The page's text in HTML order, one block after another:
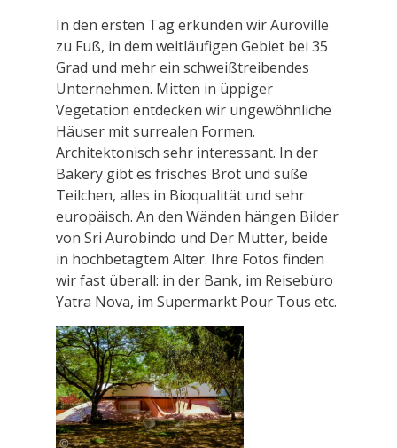
In den ersten Tag erkunden wir Auroville
zu Fuß, in dem weitläufigen Gebiet bei 35
Grad und mehr ein schweißtreibendes
Unternehmen. Mitten in üppiger
Vegetation entdecken wir ungewöhnliche
Häuser mit surrealen Formen.
Architektonisch sehr interessant. In der
Bakery gibt es frisches Brot und süße
Teilchen, alles in Bioqualität und sehr
europäisch. An den Wänden hängen Bilder
von Sri Aurobindo und Der Mutter, beide
in hochbetagtem Alter. Ihre Fotos finden
wir fast überall: in der Bank, im Reisebüro
Yatra Nova, im Supermarkt Pour Tous etc.